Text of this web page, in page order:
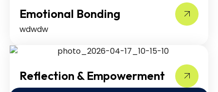
Emotional Bonding
wdwdw
Reflection & Empowerment